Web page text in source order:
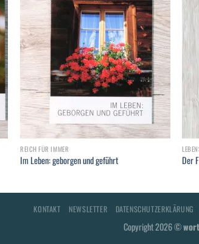
Add to
wishlist
REICH FÜR IMMER
Im Leben: geborgen und geführt Der
KONTAKT NEWSLETTER DATENSCHUTZERKLÄRUNG
Copyright 2026 ©